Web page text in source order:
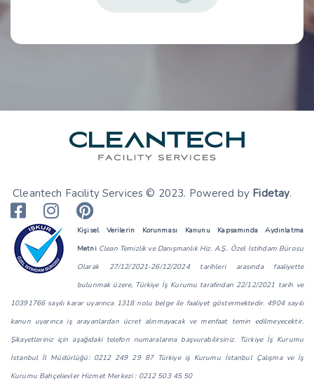
Cleantech Facility Services © 2023. Powered by Fidetay.
Kişisel Verilerin Korunması Kanunu Kapsamında Aydınlatma
Metni Clean Temizlik ve Danışmanlık Hiz. A.Ş.. Özel İstihdam Bürosu
Olarak 27/12/2021-26/12/2024 tarihleri arasında faaliyette
bulunmak üzere, Türkiye İş Kurumu tarafından 22/12/2021 tarih ve
10391766 sayılı karar uyarınca 1318 nolu belge ile faaliyet göstermektedir. 4904 sayılı
kanun uyarınca iş arayanlardan ücret alınmayacak ve menfaat temin edilmeyecektir.
Şikayetleriniz için aşağıdaki telefon numaralarına başvurabilirsiniz. Türkiye İş Kurumu
İstanbul İl Müdürlüğü: 0212 249 29 87 Türkiye iş Kurumu İstanbul Çalışma ve İş
Kurumu Bahçelievler Hizmet Merkezi : 0212 503 45 50